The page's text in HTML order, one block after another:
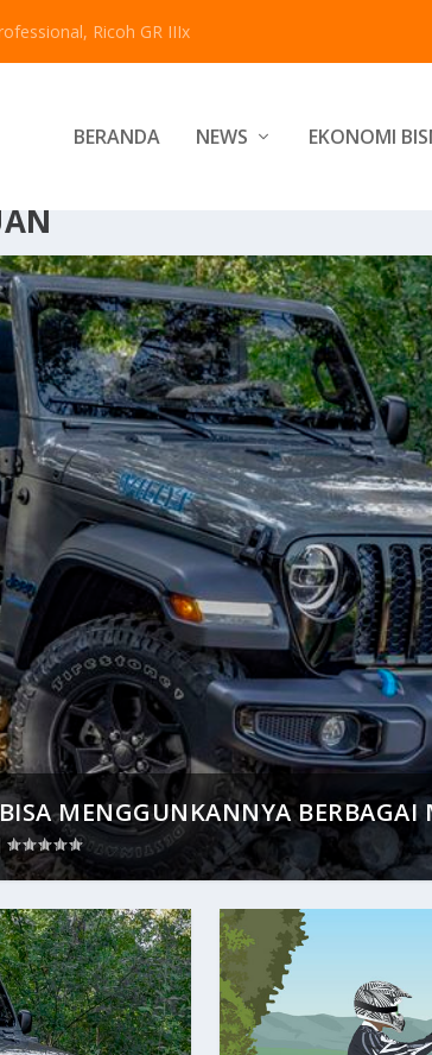
Ricoh GR IIIx
BERANDA NEWS EKONOMI
MENGGUNKANNYA BERBAGAI